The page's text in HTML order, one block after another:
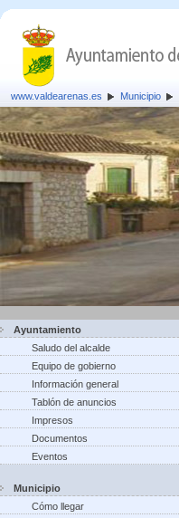
www.valdearenas.es Municipio
Ayuntamiento
Saludo del alcalde
Equipo de gobierno
Información general
Tablón de anuncios
Impresos
Documentos
Eventos
Municipio
Cómo llegar